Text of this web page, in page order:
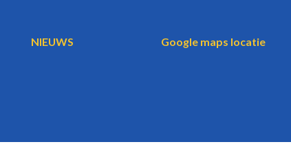
NIEUWS Google maps locatie